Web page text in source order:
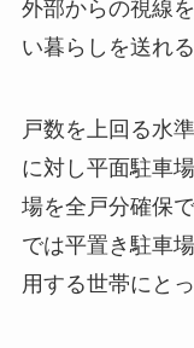
外部からの視線
い暮らしを送れ
戸数を上回る水
に対し平面駐車
場を全戸分確保
では平置き駐車
用する世帯にと